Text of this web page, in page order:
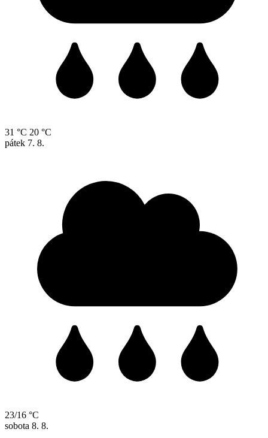
31 °C 20 °C
pátek 7. 8.
23/16 °C
sobota 8. 8.